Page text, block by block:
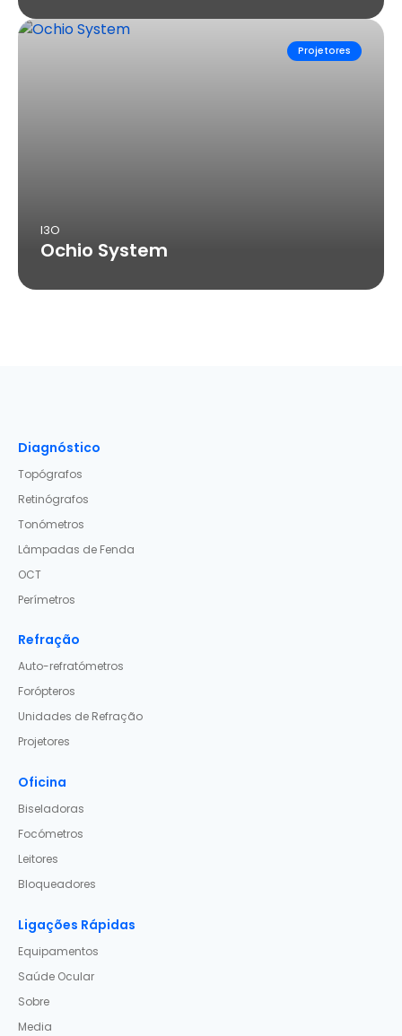
Projetores
I3O
Ochio System
Diagnóstico
Topógrafos
Retinógrafos
Tonómetros
Lâmpadas de Fenda
OCT
Perímetros
Refração
Auto-refratómetros
Forópteros
Unidades de Refração
Projetores
Oficina
Biseladoras
Focómetros
Leitores
Bloqueadores
Ligações Rápidas
Equipamentos
Saúde Ocular
Sobre
Media